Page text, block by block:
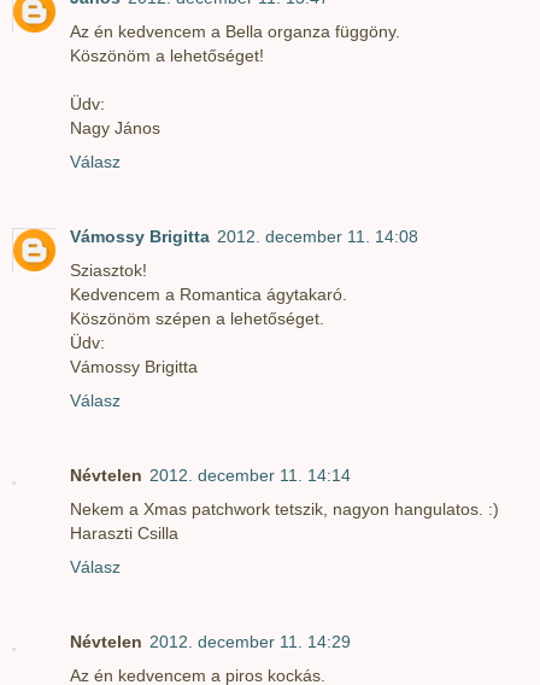
Az én kedvencem a Bella organza függöny.
Köszönöm a lehetőséget!
Üdv:
Nagy János
Válasz
Vámossy Brigitta 2012. december 11. 14:08
Sziasztok!
Kedvencem a Romantica ágytakaró.
Köszönöm szépen a lehetőséget.
Üdv:
Vámossy Brigitta
Válasz
Névtelen 2012. december 11. 14:14
Nekem a Xmas patchwork tetszik, nagyon hangulatos. :)
Haraszti Csilla
Válasz
Névtelen 2012. december 11. 14:29
Az én kedvencem a piros kockás.